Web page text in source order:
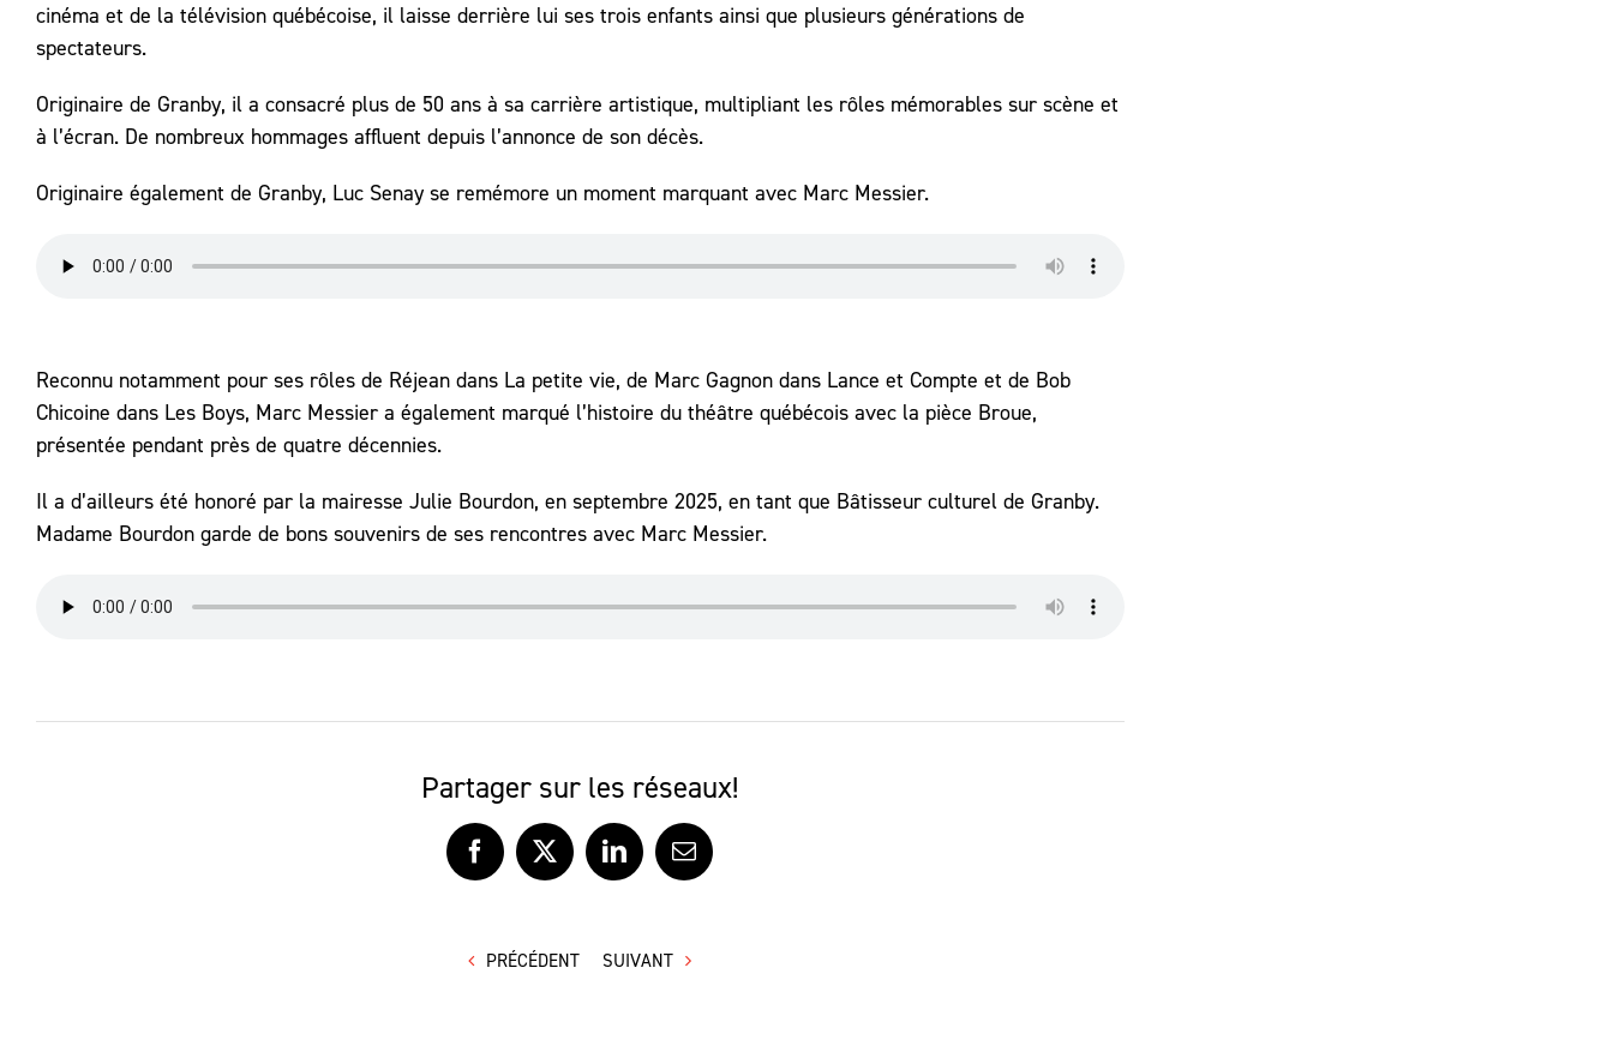
cinéma et de la télévision québécoise, il laisse derrière lui ses trois enfants ainsi que plusieurs générations de
spectateurs.
Originaire de Granby, il a consacré plus de 50 ans à sa carrière artistique, multipliant les rôles mémorables sur scène et
à l’écran. De nombreux hommages affluent depuis l’annonce de son décès.
Originaire également de Granby, Luc Senay se remémore un moment marquant avec Marc Messier.
Reconnu notamment pour ses rôles de Réjean dans La petite vie, de Marc Gagnon dans Lance et Compte et de Bob
Chicoine dans Les Boys, Marc Messier a également marqué l’histoire du théâtre québécois avec la pièce Broue,
présentée pendant près de quatre décennies.
Il a d’ailleurs été honoré par la mairesse Julie Bourdon, en septembre 2025, en tant que Bâtisseur culturel de Granby.
Madame Bourdon garde de bons souvenirs de ses rencontres avec Marc Messier.
Partager sur les réseaux!
Facebook
X LinkedInCourriel
PRÉCÉDENT SUIVANT